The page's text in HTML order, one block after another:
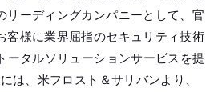
リーディングカンパニーとして、官
客様に業界屈指のセキュリティ技術
ータルソリューションサービスを提
は、米フロスト＆サリバンより、